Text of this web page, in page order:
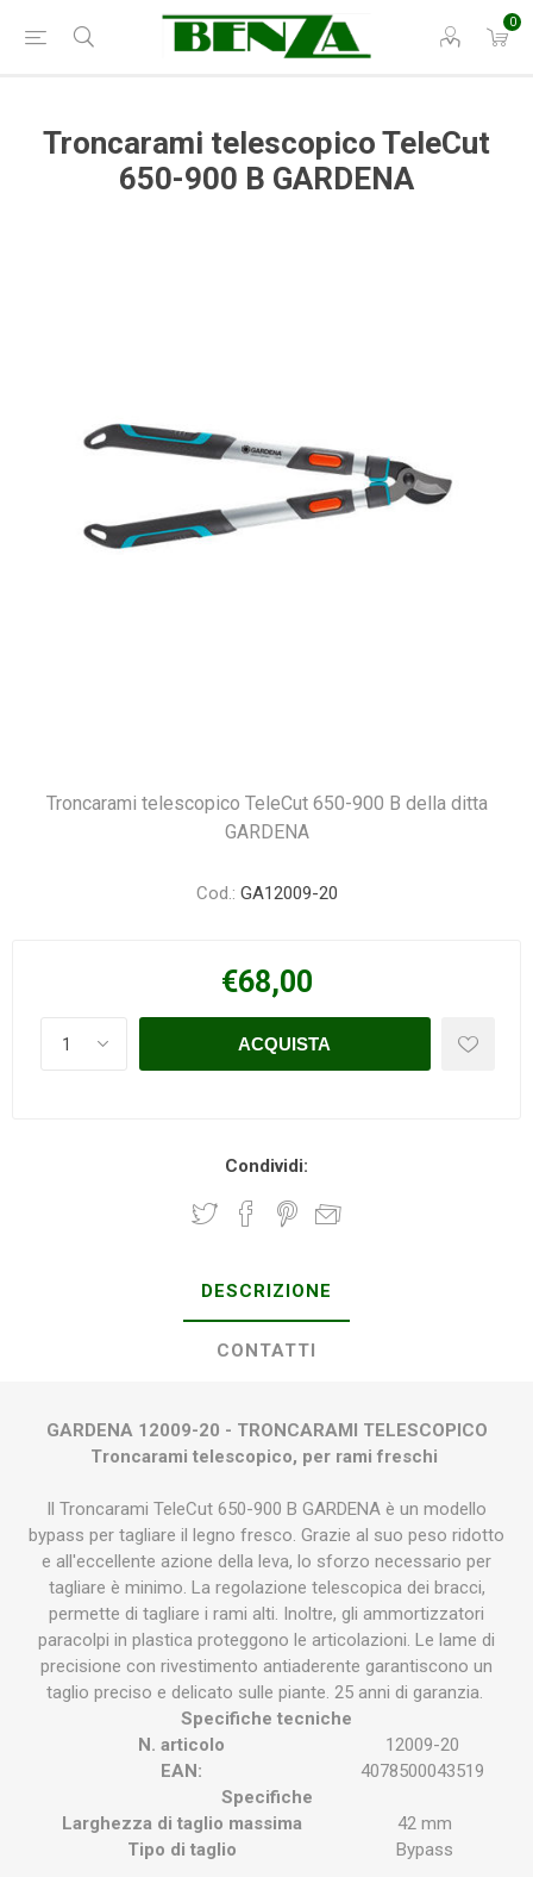
0
Troncarami telescopico TeleCut
650-900 B GARDENA
Troncarami telescopico TeleCut 650-900 B della ditta
GARDENA
Cod.: GA12009-20
€68,00
Condividi:
DESCRIZIONE
CONTATTI
GARDENA 12009-20 - TRONCARAMI TELESCOPICO
Troncarami telescopico, per rami freschi
Il Troncarami TeleCut 650-900 B GARDENA è un modello
bypass per tagliare il legno fresco. Grazie al suo peso ridotto
e all'eccellente azione della leva, lo sforzo necessario per
tagliare è minimo. La regolazione telescopica dei bracci,
permette di tagliare i rami alti. Inoltre, gli ammortizzatori
paracolpi in plastica proteggono le articolazioni. Le lame di
precisione con rivestimento antiaderente garantiscono un
taglio preciso e delicato sulle piante. 25 anni di garanzia.
Specifiche tecniche
N. articolo
12009-20
EAN:
4078500043519
Specifiche
Larghezza di taglio massima
42 mm
Tipo di taglio
Bypass